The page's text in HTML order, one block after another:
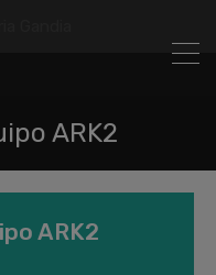
ARK2
ARK2